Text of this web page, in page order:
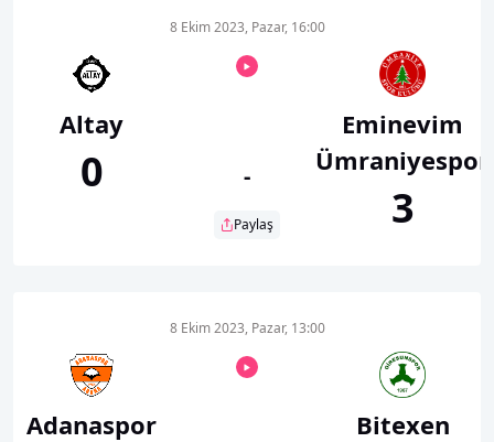
Altay
0
8 Ekim 2023, Pazar, 16:00
-
Paylaş
Eminevim
Ümraniyespor
3
Adanaspor
8 Ekim 2023, Pazar, 13:00
Bitexen